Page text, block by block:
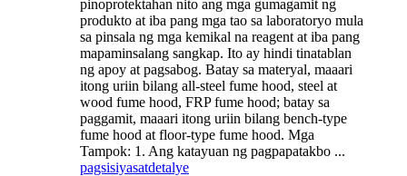
pinoprotektahan nito ang mga gumagamit ng
produkto at iba pang mga tao sa laboratoryo mula
sa pinsala ng mga kemikal na reagent at iba pang
mapaminsalang sangkap. Ito ay hindi tinatablan
ng apoy at pagsabog. Batay sa materyal, maaari
itong uriin bilang all-steel fume hood, steel at
wood fume hood, FRP fume hood; batay sa
paggamit, maaari itong uriin bilang bench-type
fume hood at floor-type fume hood. Mga
Tampok: 1. Ang katayuan ng pagpapatakbo ...
pagsisiyasatdetalye